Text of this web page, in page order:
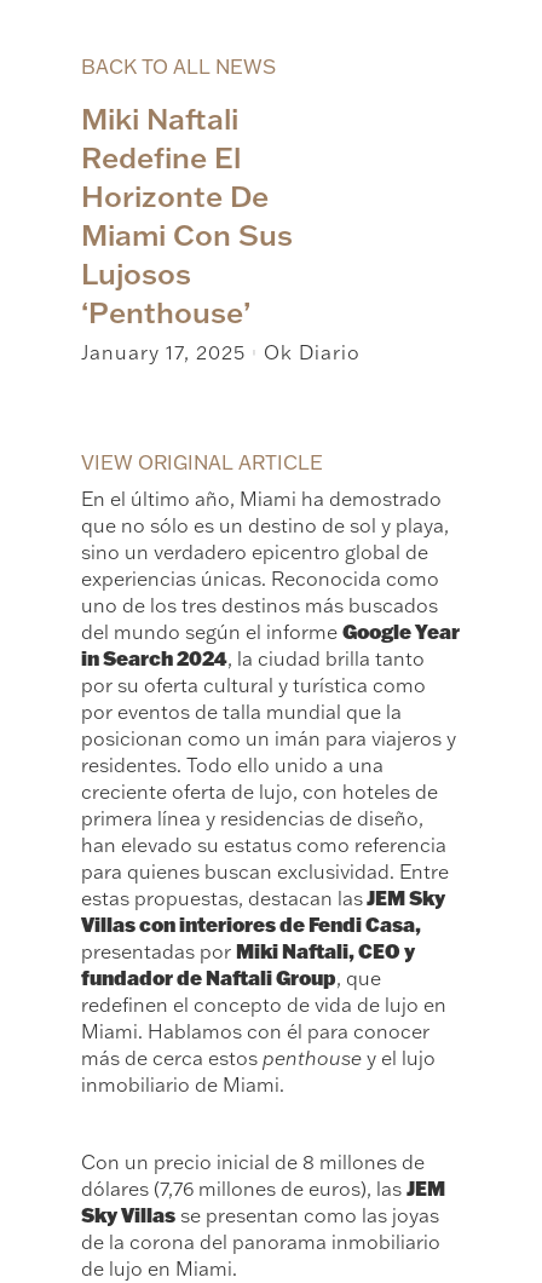
BACK TO ALL NEWS
Miki Naftali
Redefine El
Horizonte De
Miami Con Sus
Lujosos
‘Penthouse’
January 17, 2025 Ok Diario
VIEW ORIGINAL ARTICLE
En el último año, Miami ha demostrado
que no sólo es un destino de sol y playa,
sino un verdadero epicentro global de
experiencias únicas. Reconocida como
uno de los tres destinos más buscados
del mundo según el informeGoogle Year
in Search 2024, la ciudad brilla tanto
por su oferta cultural y turística como
por eventos de talla mundial que la
posicionan como un imán para viajeros y
residentes. Todo ello unido a una
creciente oferta de lujo, con hoteles de
primera línea y residencias de diseño,
han elevado su estatus como referencia
para quienes buscan exclusividad. Entre
estas propuestas, destacan lasJEM Sky
Villas con interiores de Fendi Casa,
presentadas porMiki Naftali, CEO y
fundador de Naftali Group, que
redefinen el concepto de vida de lujo en
Miami. Hablamos con él para conocer
más de cerca estospenthouse y el lujo
inmobiliario de Miami.
Con un precio inicial de 8 millones de
dólares (7,76 millones de euros), lasJEM
Sky Villas se presentan como las joyas
de la corona del panorama inmobiliario
de lujo en Miami.